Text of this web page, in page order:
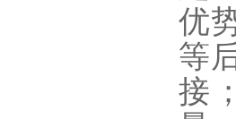
优
等
接